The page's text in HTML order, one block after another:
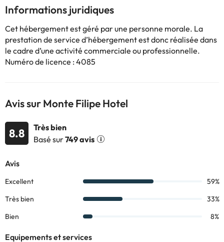
Le restaurant Chaparro Mont Filipe prépare un petit-déjeuner
buffet chaque matin, qui peut être servi dans les chambres sur
demande. Il propose une cuisine traditionnelle préparée avec des
produits locaux pour le déjeuner et le dîner.
L'hôtel dispose d'une piscine intérieure, hammam, salle de fitness
et sauna. En outre, l'établissement propose une aire de jeux et
des massages.
Portas, à 27 km de Marvão et son imposant château et moins de
20 km des rives du Tage, qui offre la possibilité de repérer les
oiseaux et faire randonnée.
Certains des services indiqués peuvent être payants. Vous
l’établissement. Toutes les informations figurant sur cette fiche
sont susceptibles d’être modifiées par l’hébergement. Si vous
Informations juridiques
Cet hébergement est géré par une personne morale. La
prestation de service d’hébergement est donc réalisée dans
le cadre d’une activité commerciale ou professionnelle.
Numéro de licence : 4085
Avis sur Monte Filipe Hotel
8.8
Très bien
Basé sur749 avis